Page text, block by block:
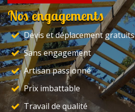
Nos engagements
Devis et déplacement gratuits
Sans engagement
Artisan passionné
Prix imbattable
Travail de qualité